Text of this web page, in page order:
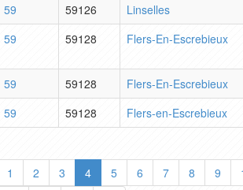
59
59126
Linselles
59
59128 Flers-En-Escrebieux
59 59128
Flers-En-Escrebieux
59
59128 Flers-en-Escrebieux
1 2 3 4 5 6 7 8 9